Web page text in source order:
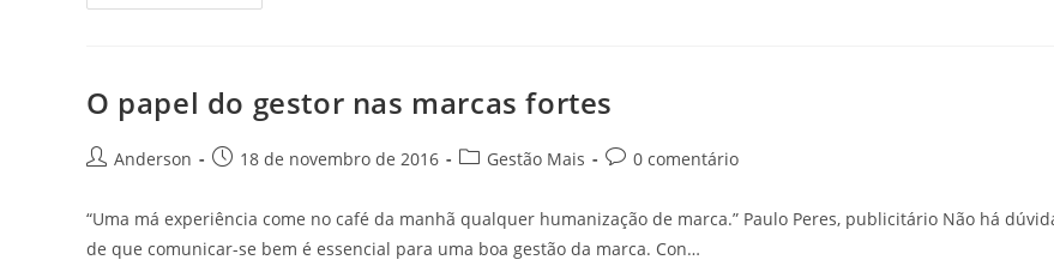
O papel do gestor nas marcas fortes
Anderson 18 de novembro de 2016 Gestão Mais 0 comentário
“Uma má experiência come no café da manhã qualquer humanização de marca.” Paulo Peres, publicitário Não há
de que comunicar-se bem é essencial para uma boa gestão da marca. Con…